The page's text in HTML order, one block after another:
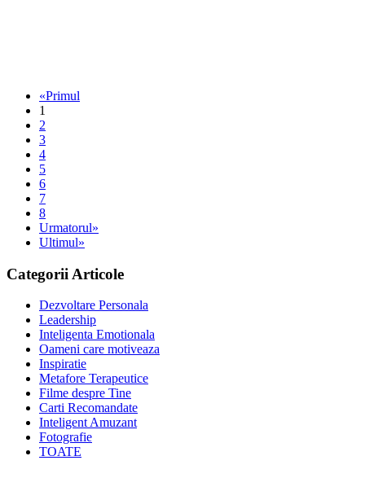
«Primul
1
2
3
4
5
6
7
8
Urmatorul»
Ultimul»
Categorii Articole
Dezvoltare Personala
Leadership
Inteligenta Emotionala
Oameni care motiveaza
Inspiratie
Metafore Terapeutice
Filme despre Tine
Carti Recomandate
Inteligent Amuzant
Fotografie
TOATE